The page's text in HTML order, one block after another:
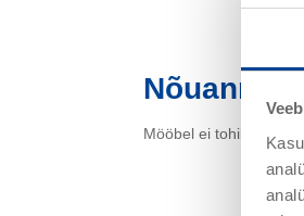
Nõuanne
Mööbel ei tohiks